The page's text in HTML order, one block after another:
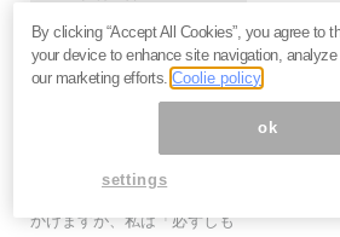
何か変だぞ？ いま話題
の「配当貴族インデック
ス投資」に潜む罠＝東条
「高配当貴族インデックス投
かけますが、私は「必ずしも
By clicking “Accept All Cookies”, you agree to
your device to enhance site navigation,
our marketing efforts.Coolie policy
ok
settings